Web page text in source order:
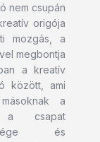
nem csupán
origója
mozgás, a
megbontja
a kreatív
között, ami
a
a csapat
és